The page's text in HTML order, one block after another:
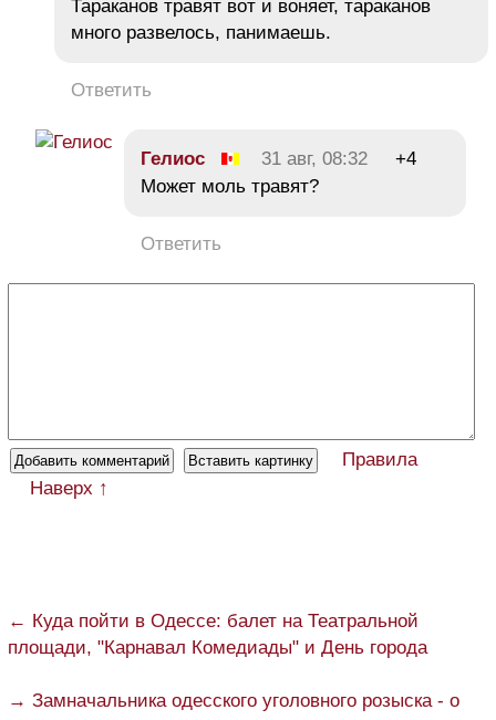
Тараканов травят вот и воняет, тараканов
много развелось, панимаешь.
Ответить
Гелиос 31 авг, 08:32
+4
Может моль травят?
Ответить
Правила
Наверх ↑
← Куда пойти в Одессе: балет на Театральной
площади, "Карнавал Комедиады" и День города
→ Замначальника одесского уголовного розыска - о